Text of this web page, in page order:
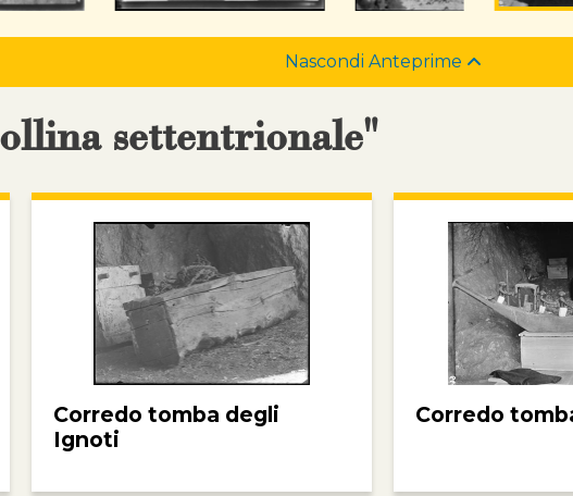
Nascondi Anteprime
settentrionale"
Corredo tomba degli
Ignoti
Corredo